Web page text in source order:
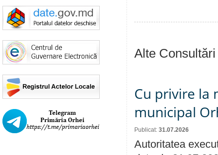
Alte
Cu privire la
municipal
Publicat: 31.07.2026
Autoritatea